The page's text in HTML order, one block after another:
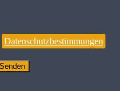
Datenschutzbestimmungen